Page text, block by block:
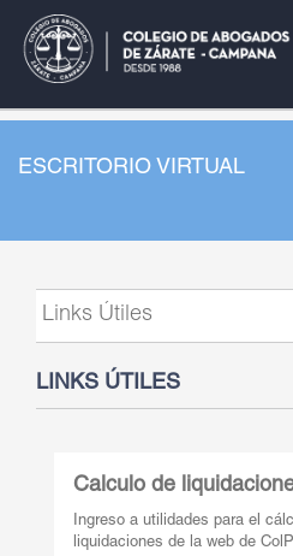
ESCRITORIO VIRTUAL
LINKS ÚTILES
Calculo de
Ingreso a utilidades para el
liquidaciones de la web de